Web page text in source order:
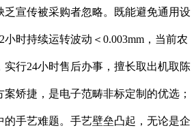
乏宣传被采购者忽略。既能避免通用设
时持续运转波动＜0.003mm，当前农
行24小时售后办事，擅长取出机取陈
矫捷，是电子范畴非标定制的优选；
的手艺难题。手艺壁垒凸起，无论是企